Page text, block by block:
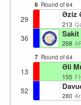
6 Round of 64
29 Əziz
213
36
268
7 Round of 64
13 Əli
155
52
280